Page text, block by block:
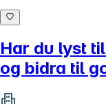
Har du lyst
og bidra til